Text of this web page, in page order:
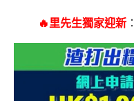
🔥里先生獨家迎新：